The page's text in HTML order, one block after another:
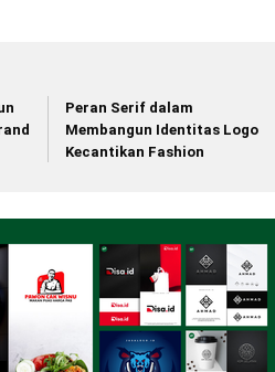
Peran Serif dalam
Membangun Identitas Logo
Kecantikan Fashion